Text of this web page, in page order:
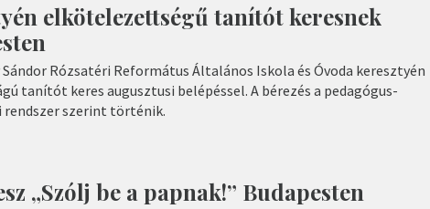
elkötelezettségű tanítót keresnek
Sándor Rózsatéri Református Általános Iskola és Óvoda keresztyén
tanítót keres augusztusi belépéssel. A bérezés a pedagógus-
szerint történik.
„Szólj be a papnak!” Budapesten